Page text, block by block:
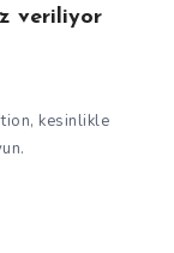
veriliyor
kesinlikle